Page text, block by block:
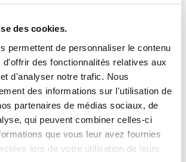
des cookies.
permettent de personnaliser le contenu
d'offrir des fonctionnalités relatives aux
d'analyser notre trafic. Nous
des informations sur l'utilisation de
partenaires de médias sociaux, de
qui peuvent combiner celles-ci
que vous leur avez fournies
lors de votre utilisation de leurs
du fleuve Niger, il est nécessaire de
hydrologiques dans un
accrues par les changements
cartographier les risques à l'aide
par exemple les techniques LIDAR.
EN SAVOIR PLUS
*